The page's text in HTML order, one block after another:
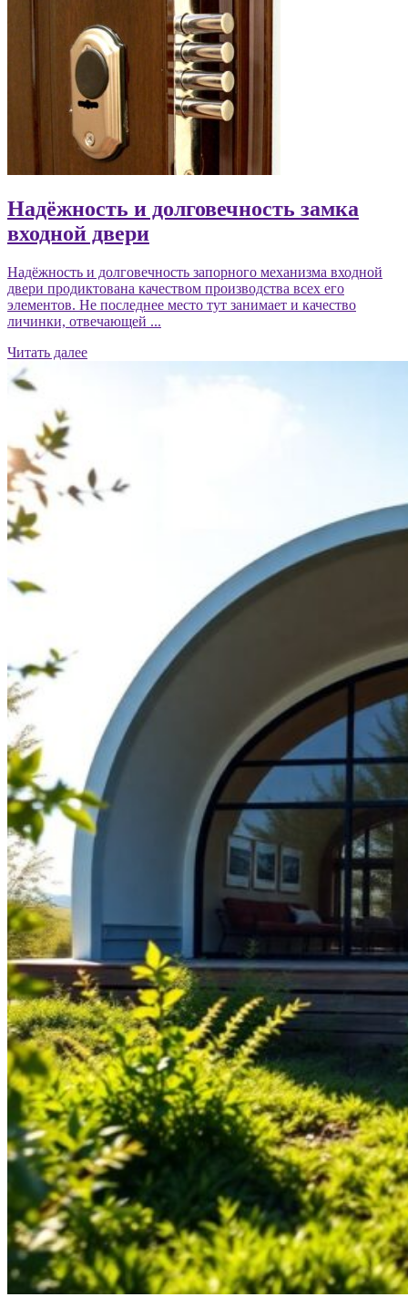
Надёжность и долговечность замка
входной двери
Надёжность и долговечность запорного механизма входной
двери продиктована качеством производства всех его
элементов. Не последнее место тут занимает и качество
личинки, отвечающей ...
Читать далее